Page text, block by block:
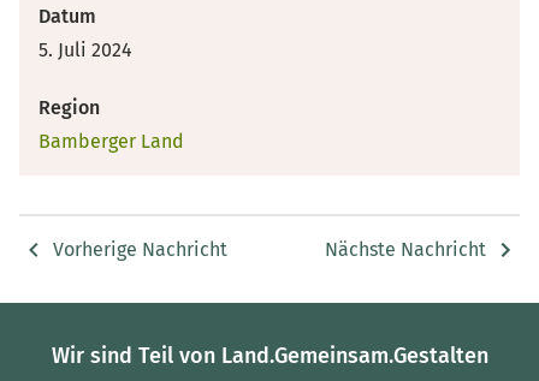
Datum
5. Juli 2024
Region
Bamberger Land
Vorherige Nachricht Nächste Nachricht
Wir sind Teil von Land.Gemeinsam.Gestalten